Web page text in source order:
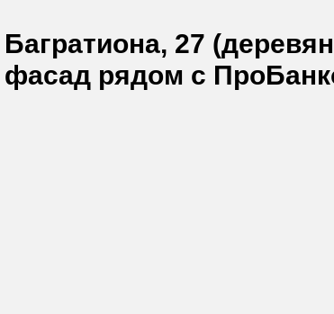
Багратиона, 27
фасад рядом с